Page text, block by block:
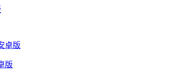
版